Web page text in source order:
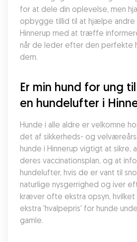
for at dele din oplevelse, men
opbygge tillid til at hjælpe andre
Hinnerup med at træffe
når de leder efter den perfekte
dem.
Er min hund for ung
en hundelufter i
Hunde i alle aldre er velkomne
det af sikkerheds- og
hunde i Hinnerup vigtigt at sikre,
deres vaccinationsplan, og at
hundelufter, hvis de er vant til
naturlige nysgerrighed og iver
kræver ofte ekstra opsyn,
ekstra 'hvalpepris' for hunde
gamle.